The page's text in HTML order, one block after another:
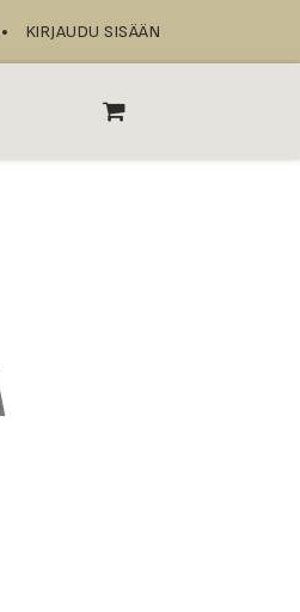
KIRJAUDU SISÄÄN